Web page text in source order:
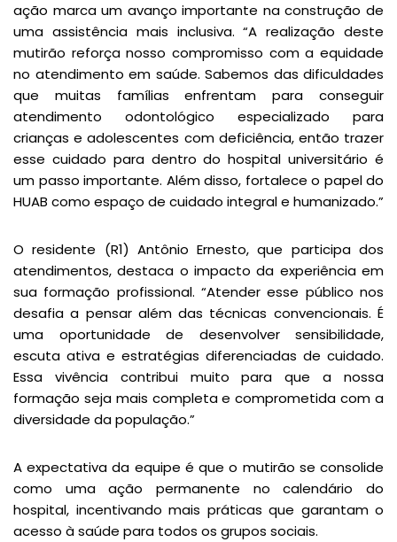
ação marca um avanço importante na construção de
uma assistência mais inclusiva. “A realização deste
mutirão reforça nosso compromisso com a equidade
no atendimento em saúde. Sabemos das dificuldades
que muitas famílias enfrentam para conseguir
atendimento odontológico especializado para
crianças e adolescentes com deficiência, então trazer
esse cuidado para dentro do hospital universitário é
um passo importante. Além disso, fortalece o papel do
HUAB como espaço de cuidado integral e humanizado.”
O residente (R1) Antônio Ernesto, que participa dos
atendimentos, destaca o impacto da experiência em
sua formação profissional. “Atender esse público nos
desafia a pensar além das técnicas convencionais. É
uma oportunidade de desenvolver sensibilidade,
escuta ativa e estratégias diferenciadas de cuidado.
Essa vivência contribui muito para que a nossa
formação seja mais completa e comprometida com a
diversidade da população.”
A expectativa da equipe é que o mutirão se consolide
como uma ação permanente no calendário do
hospital, incentivando mais práticas que garantam o
acesso à saúde para todos os grupos sociais.